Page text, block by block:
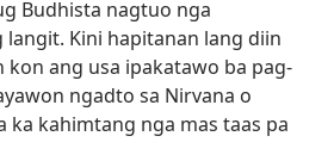
Budhista nagtuo nga
Kini hapitanan lang diin
ang usa ipakatawo ba pag-
ngadto sa Nirvana o
ka kahimtang nga mas taas pa